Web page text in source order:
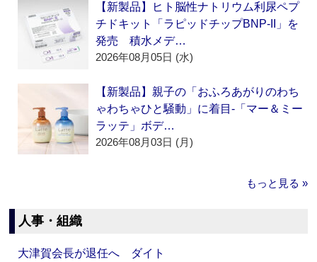
【新製品】ヒト脳性ナトリウム利尿ペプ
チドキット「ラピッドチップBNP-II」を
発売 積水メデ…
2026年08月05日 (水)
【新製品】親子の「おふろあがりのわち
ゃわちゃひと騒動」に着目‐「マー＆ミー
ラッテ」ボデ…
2026年08月03日 (月)
もっと見る »
人事・組織
大津賀会長が退任へ ダイト